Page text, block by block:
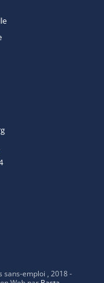
emploi , 2018 -